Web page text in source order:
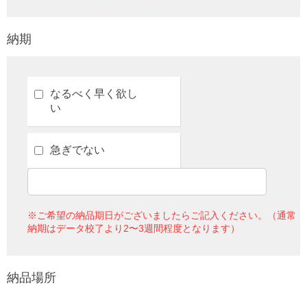
納期
なるべく早く欲し
い
急ぎでない
※ご希望の納品期日がございましたらご記入ください。（通常
納期はデータ校了より2〜3週間程度となります）
納品場所